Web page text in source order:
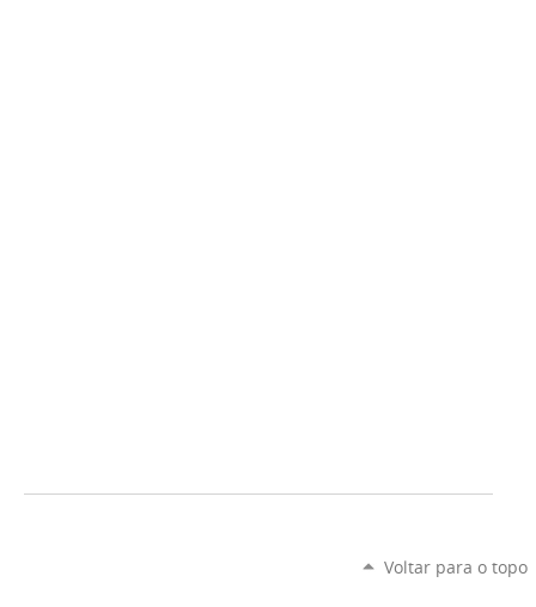
Voltar para o topo